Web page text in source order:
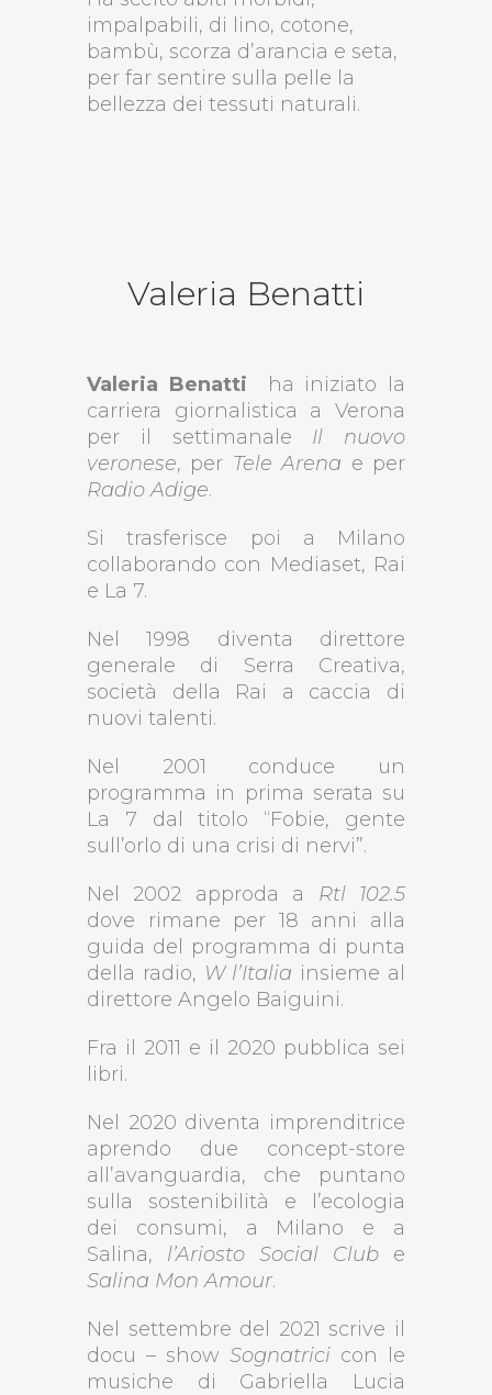
impalpabili, di lino, cotone,
bambù, scorza d’arancia e seta,
per far sentire sulla pelle la
bellezza dei tessuti naturali.
Valeria Benatti
Valeria Benatti
ha iniziato la
carriera giornalistica a Verona
per il settimanale Il nuovo
veronese, per Tele Arena e per
Radio Adige.
Si trasferisce poi a Milano
collaborando con Mediaset, Rai
e La 7.
Nel 1998 diventa direttore
generale di Serra Creativa,
società della Rai a caccia di
nuovi talenti.
Nel 2001 conduce un
programma in prima serata su
La 7 dal titolo “Fobie, gente
sull’orlo di una crisi di nervi”.
Nel 2002 approda a Rtl 102.5
dove rimane per 18 anni alla
guida del programma di punta
della radio, W l’Italia insieme al
direttore Angelo Baiguini.
Fra il 2011 e il 2020 pubblica sei
libri.
Nel 2020 diventa imprenditrice
aprendo due concept-store
all’avanguardia, che puntano
sulla sostenibilità e l’ecologia
dei consumi, a Milano e a
Salina, l’Ariosto Social Club e
Salina Mon Amour.
Nel settembre del 2021 scrive il
docu – show Sognatrici con le
musiche di Gabriella Lucia